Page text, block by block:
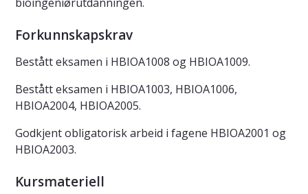
Forkunnskapskrav
Bestått eksamen i HBIOA1008 og HBIOA1009.
Bestått eksamen i HBIOA1003, HBIOA1006,
HBIOA2004, HBIOA2005.
Godkjent obligatorisk arbeid i fagene HBIOA2001 og
HBIOA2003.
Kursmateriell